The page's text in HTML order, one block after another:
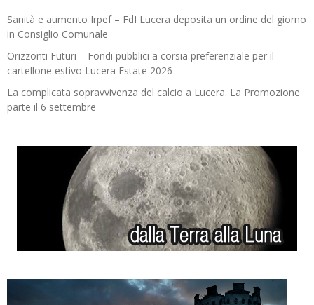
Sanità e aumento Irpef – FdI Lucera deposita un ordine del giorno
in Consiglio Comunale
Orizzonti Futuri – Fondi pubblici a corsia preferenziale per il
cartellone estivo Lucera Estate 2026
La complicata sopravvivenza del calcio a Lucera. La Promozione
parte il 6 settembre